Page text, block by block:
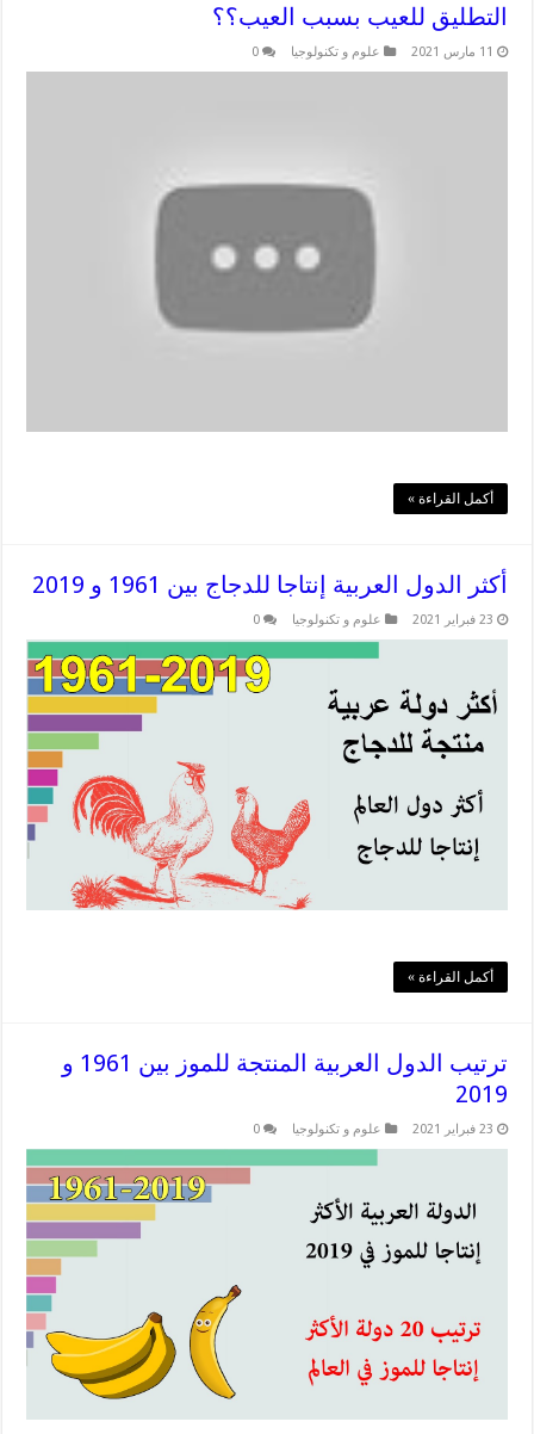
التطليق للعيب بسبب العيب؟؟
11 مارس 2021 علوم و تكنولوجيا 0
أكمل القراءة »
أكثر الدول العربية إنتاجا للدجاج بين 1961 و 2019
23 فبراير 2021 علوم و تكنولوجيا 0
أكمل القراءة »
ترتيب الدول العربية المنتجة للموز بين 1961 و
2019
23 فبراير 2021 علوم و تكنولوجيا 0